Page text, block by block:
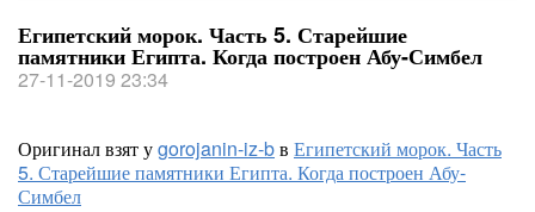
Египетский морок. Часть 5. Старейшие
памятники Египта. Когда построен Абу-Симбел
27-11-2019 23:34
Оригинал взят уgorojanin-iz-bв Египетский морок. Часть
5. Старейшие памятники Египта. Когда построен Абу-
Симбел